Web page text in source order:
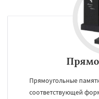
Прямоугольные
соответствующей